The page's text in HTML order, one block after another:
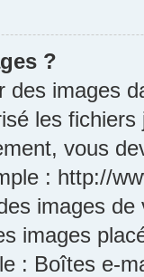
?
des images
les
vous
: http://
images
images
: Boîtes e-